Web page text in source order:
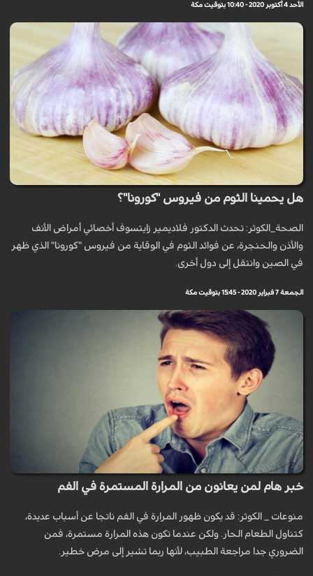
الأحد 4 أكتوبر 2020 - 10:40 بتوقيت مكة
هل يحمينا الثوم من فيروس "كورونا"؟
الصحة_الكوثر: تحدث الدكتور فلاديمير زايتسوف أخصائي أمراض الأنف
والأذن والحنجرة، عن فوائد الثوم في الوقاية من فيروس "كورونا" الذي ظهر
في الصين وانتقل إلى دول أخرى.
الجمعة 7 فبراير 2020 - 15:45 بتوقيت مكة
خبر هام لمن يعانون من المرارة المستمرة في الفم
منوعات _ الكوثر: قد يكون ظهور المرارة في الفم ناتجا عن أسباب عديدة،
كتناول الطعام الحار. ولكن عندما تكون هذه المرارة مستمرة، فمن
الضروري جدا مراجعة الطبيب، لأنها ربما تشير إلى مرض خطير.